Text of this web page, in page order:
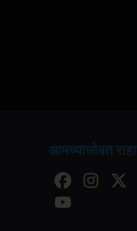
आमच्यासोबत राहा